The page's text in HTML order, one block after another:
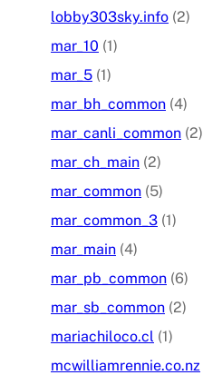
lobby303sky.info (2)
mar_10 (1)
mar_5 (1)
mar_bh_common (4)
mar_canli_common (2)
mar_ch_main (2)
mar_common (5)
mar_common_3 (1)
mar_main (4)
mar_pb_common (6)
mar_sb_common (2)
mariachiloco.cl (1)
mcwilliamrennie.co.nz